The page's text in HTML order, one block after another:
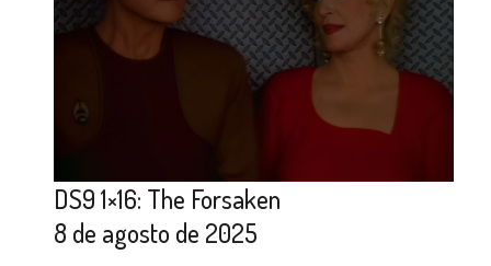
DS9 1×16: The Forsaken
8 de agosto de 2025